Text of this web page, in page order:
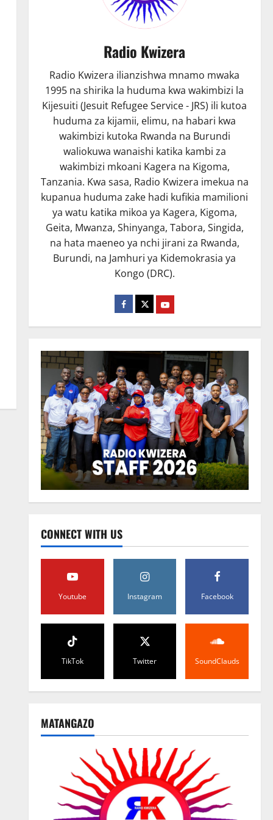
Radio Kwizera
Radio Kwizera ilianzishwa mnamo mwaka
1995 na shirika la huduma kwa wakimbizi la
Kijesuiti (Jesuit Refugee Service - JRS) ili kutoa
huduma za kijamii, elimu, na habari kwa
wakimbizi kutoka Rwanda na Burundi
waliokuwa wanaishi katika kambi za
wakimbizi mkoani Kagera na Kigoma,
Tanzania. Kwa sasa, Radio Kwizera imekua na
kupanua huduma zake hadi kufikia mamilioni
ya watu katika mikoa ya Kagera, Kigoma,
Geita, Mwanza, Shinyanga, Tabora, Singida,
na hata maeneo ya nchi jirani za Rwanda,
Burundi, na Jamhuri ya Kidemokrasia ya
Kongo (DRC).
CONNECT WITH US
Youtube Instagram Facebook
TikTok Twitter SoundClauds
MATANGAZO